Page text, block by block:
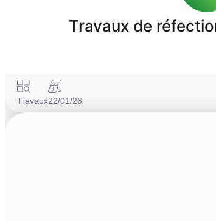
Travaux de
Travaux22/01/26